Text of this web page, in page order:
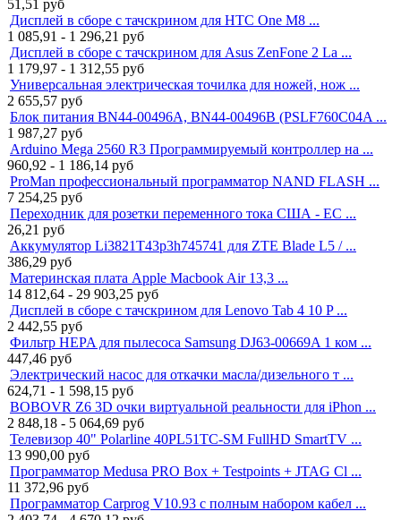
51,51 руб
Дисплей в сборе с тачскрином для HTC One M8 ...
1 085,91 - 1 296,21 руб
Дисплей в сборе с тачскрином для Asus ZenFone 2 La ...
1 179,97 - 1 312,55 руб
Универсальная электрическая точилка для ножей, нож ...
2 655,57 руб
Блок питания BN44-00496A, BN44-00496B (PSLF760C04A ...
1 987,27 руб
Arduino Mega 2560 R3 Программируемый контроллер на ...
960,92 - 1 186,14 руб
ProMan профессиональный программатор NAND FLASH ...
7 254,25 руб
Переходник для розетки переменного тока США - ЕС ...
26,21 руб
Аккумулятор Li3821T43p3h745741 для ZTE Blade L5 / ...
386,29 руб
Материнская плата Apple Macbook Air 13,3 ...
14 812,64 - 29 903,25 руб
Дисплей в сборе с тачскрином для Lenovo Tab 4 10 P ...
2 442,55 руб
Фильтр HEPA для пылесоса Samsung DJ63-00669A 1 ком ...
447,46 руб
Электрический насос для откачки масла/дизельного т ...
624,71 - 1 598,15 руб
BOBOVR Z6 3D очки виртуальной реальности для iPhon ...
2 848,18 - 5 064,69 руб
Телевизор 40" Polarline 40PL51TC-SM FullHD SmartTV ...
13 990,00 руб
Программатор Medusa PRO Box + Testpoints + JTAG Cl ...
11 372,96 руб
Программатор Carprog V10.93 с полным набором кабел ...